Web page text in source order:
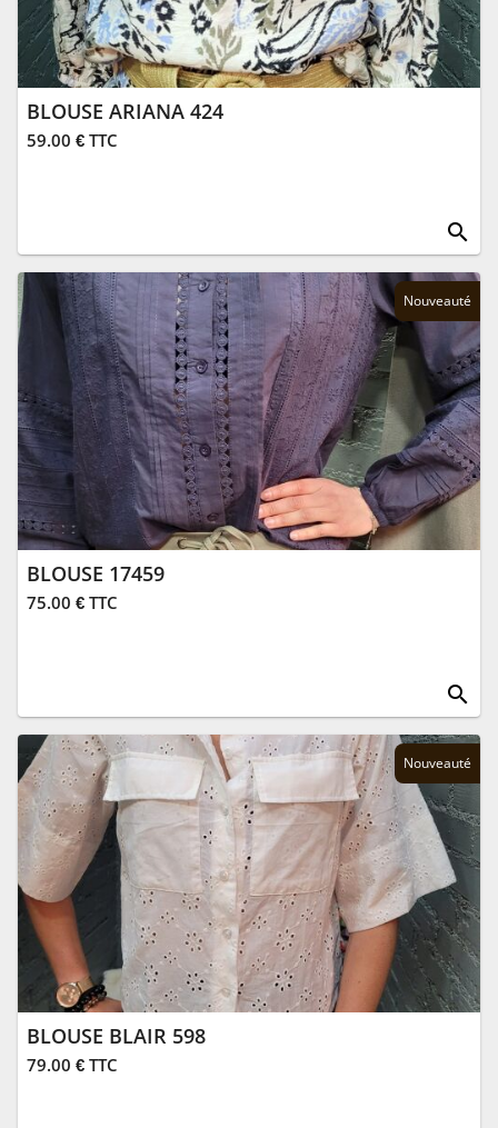
BLOUSE ARIANA 424
59.00 € TTC
search
Nouveauté
BLOUSE 17459
75.00 € TTC
search
Nouveauté
BLOUSE BLAIR 598
79.00 € TTC